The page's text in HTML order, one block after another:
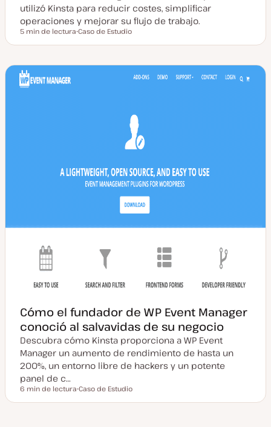
utilizó Kinsta para reducir costes, simplificar
operaciones y mejorar su flujo de trabajo.
Tiempo de lectura
5 min de lectura
i
o
Caso de Estudio
Cómo el fundador de WP Event Manager
conoció al salvavidas de su negocio
Descubra cómo Kinsta proporciona a WP Event
Manager un aumento de rendimiento de hasta un
200%, un entorno libre de hackers y un potente
panel de c…
Tiempo de lectura
6 min de lectura
i
Caso de Estudio